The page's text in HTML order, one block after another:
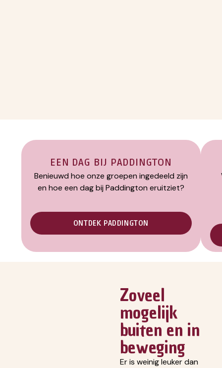
EEN DAG BIJ PADDINGTON
Benieuwd hoe onze groepen ingedeeld zijn
en hoe een dag bij Paddington eruitziet?
ONTDEK PADDINGTON
Zoveel
mogelijk
buiten en in
beweging
Er is weinig leuker dan